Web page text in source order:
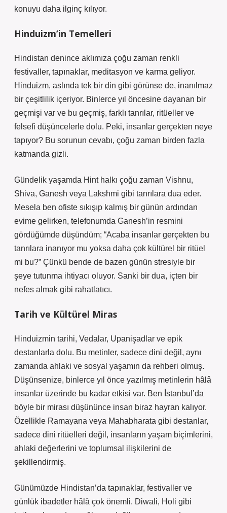
konuyu daha ilginç kılıyor.
Hinduizm’in Temelleri
Hindistan denince aklımıza çoğu zaman renkli
festivaller, tapınaklar, meditasyon ve karma geliyor.
Hinduizm, aslında tek bir din gibi görünse de, inanılmaz
bir çeşitlilik içeriyor. Binlerce yıl öncesine dayanan bir
geçmişi var ve bu geçmiş, farklı tanrılar, ritüeller ve
felsefi düşüncelerle dolu. Peki, insanlar gerçekten neye
tapıyor? Bu sorunun cevabı, çoğu zaman birden fazla
katmanda gizli.
Gündelik yaşamda Hint halkı çoğu zaman Vishnu,
Shiva, Ganesh veya Lakshmi gibi tanrılara dua eder.
Mesela ben ofiste sıkışıp kalmış bir günün ardından
evime gelirken, telefonumda Ganesh’in resmini
gördüğümde düşündüm; “Acaba insanlar gerçekten bu
tanrılara inanıyor mu yoksa daha çok kültürel bir ritüel
mi bu?” Çünkü bende de bazen günün stresiyle bir
şeye tutunma ihtiyacı oluyor. Sanki bir dua, içten bir
nefes almak gibi rahatlatıcı.
Tarih ve Kültürel Miras
Hinduizmin tarihi, Vedalar, Upanişadlar ve epik
destanlarla dolu. Bu metinler, sadece dini değil, aynı
zamanda ahlaki ve sosyal yaşamın da rehberi olmuş.
Düşünsenize, binlerce yıl önce yazılmış metinlerin hâlâ
insanlar üzerinde bu kadar etkisi var. Ben İstanbul’da
böyle bir mirası düşününce insan biraz hayran kalıyor.
Özellikle Ramayana veya Mahabharata gibi destanlar,
sadece dini ritüelleri değil, insanların yaşam biçimlerini,
ahlaki değerlerini ve toplumsal ilişkilerini de
şekillendirmiş.
Günümüzde Hindistan’da tapınaklar, festivaller ve
günlük ibadetler hâlâ çok önemli. Diwali, Holi gibi